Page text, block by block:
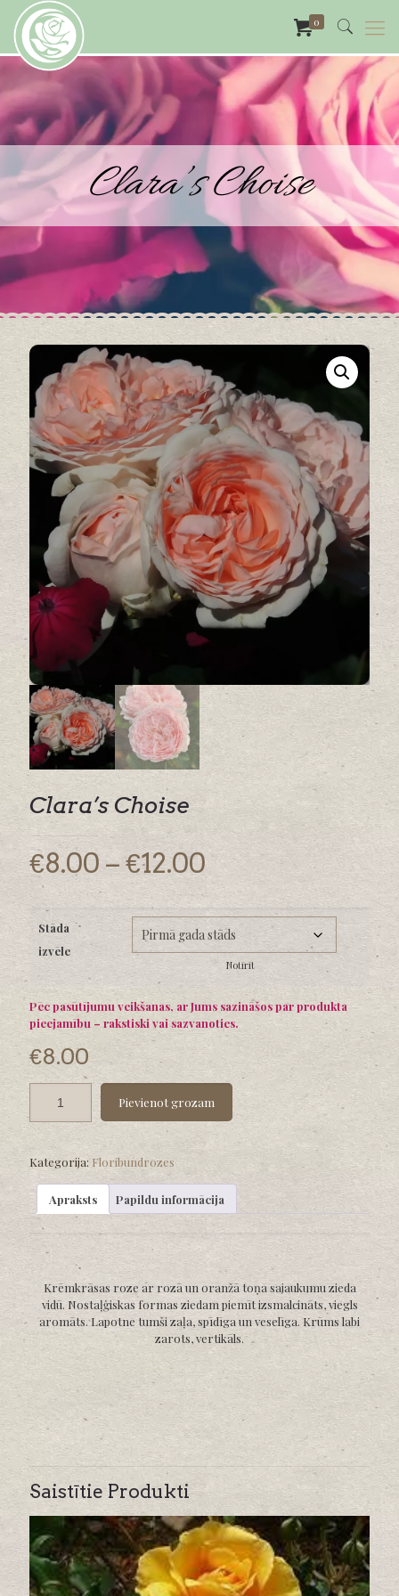
0
Clara’s Choise
Clara’s Choise
€8.00 –€12.00 Price
range:
€8.00
through
€12.00
Stāda
izvēle
Notīrīt
Pēc pasūtījumu veikšanas, ar Jums sazināšos par produkta
pieejamību – rakstiski vai sazvanoties.
€8.00
Pievienot grozam
Kategorija: Floribundrozes
Apraksts Papildu informācija
Krēmkrāsas roze ar rozā un oranžā toņa sajaukumu zieda
vidū. Nostaļģiskas formas ziedam piemīt izsmalcināts, viegls
aromāts. Lapotne tumši zaļa, spīdīga un veselīga. Krūms labi
zarots, vertikāls.
Saistītie Produkti